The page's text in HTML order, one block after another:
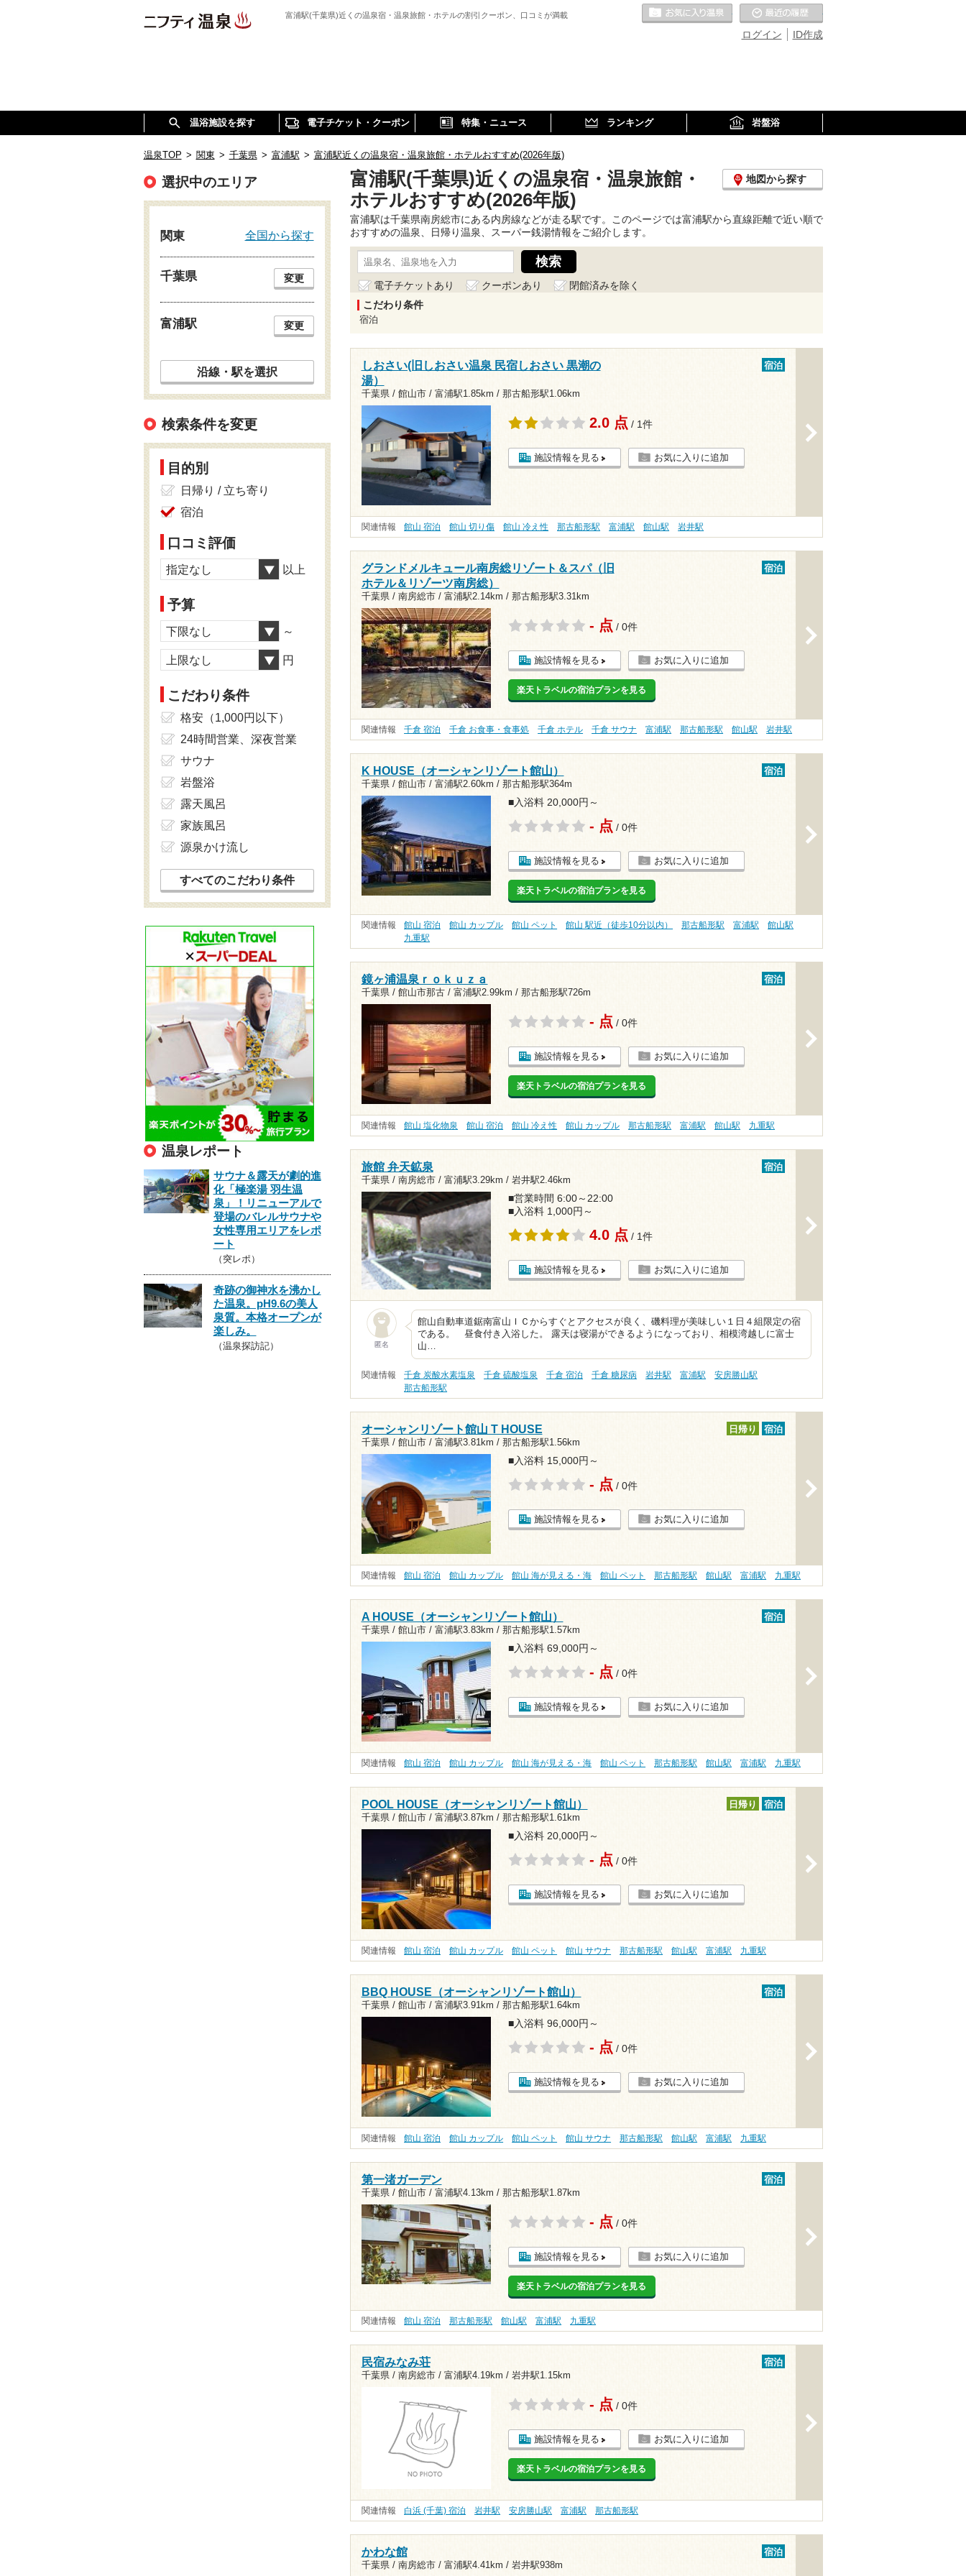
富浦駅(千葉県)近くの温泉宿・温泉旅館・ホテルの割引クーポン、口コミが満載
ID作成
ログイン
お気に入りの温泉
温浴施設を探す 電子チケット・クーポン 特集・ニュース ランキング 岩盤浴
温泉TOP > 関東 > 千葉県 > 富浦駅 > 富浦駅近くの温泉宿・温泉旅館・ホテルおすすめ(2026年版)
富浦駅(千葉県)近くの温泉宿・温泉旅館・
ホテルおすすめ(2026年版)
地図から探す
富浦駅は千葉県南房総市にある内房線などが走る駅です。このページでは富浦駅から直線距離で近い順で
おすすめの温泉、日帰り温泉、スーパー銭湯情報をご紹介します。
電子チケットあり クーポンあり
閉館済みを除く
こだわり条件
宿泊
しおさい(旧しおさい温泉 民宿しおさい 黒潮の
湯）
千葉県 / 館山市 / 富浦駅1.85km / 那古船形駅1.06km
宿泊
2.0 点 / 1件
施設情報を見る お気に入りに追加
関連情報 館山 宿泊 館山 切り傷 館山 冷え性 那古船形駅 富浦駅 館山駅 岩井駅
グランドメルキュール南房総リゾート＆スパ（旧
ホテル＆リゾーツ南房総）
千葉県 / 南房総市 / 富浦駅2.14km / 那古船形駅3.31km
宿泊
- 点 / 0件
施設情報を見る お気に入りに追加
楽天トラベルの宿泊プランを見る
関連情報 千倉 宿泊 千倉 お食事・食事処 千倉 ホテル 千倉 サウナ 富浦駅 那古船形駅 館山駅 岩井駅
K HOUSE（オーシャンリゾート館山）
千葉県 / 館山市 / 富浦駅2.60km / 那古船形駅364m
宿泊
■入浴料 20,000円～
- 点 / 0件
施設情報を見る お気に入りに追加
楽天トラベルの宿泊プランを見る
関連情報 館山 宿泊 館山 カップル 館山 ペット 館山 駅近（徒歩10分以内） 那古船形駅 富浦駅
館山駅
九重駅
鏡ヶ浦温泉ｒｏｋｕｚａ
千葉県 / 館山市那古 / 富浦駅2.99km / 那古船形駅726m
宿泊
- 点 / 0件
施設情報を見る お気に入りに追加
楽天トラベルの宿泊プランを見る
関連情報 館山 塩化物泉 館山 宿泊 館山 冷え性 館山 カップル 那古船形駅 富浦駅 館山駅 九重駅
旅館 弁天鉱泉
千葉県 / 南房総市 / 富浦駅3.29km / 岩井駅2.46km
宿泊
■営業時間 6:00～22:00
■入浴料 1,000円～
4.0 点 / 1件
施設情報を見る お気に入りに追加
匿名
館山自動車道鋸南富山ＩＣからすぐとアクセスが良く、磯料理が美味しい１日４組限定の宿
である。 昼食付き入浴した。 露天は寝湯ができるようになっており、相模湾越しに富士
山…
関連情報 千倉 炭酸水素塩泉 千倉 硫酸塩泉 千倉 宿泊 千倉 糖尿病 岩井駅 富浦駅
安房勝山駅
那古船形駅
オーシャンリゾート館山 T HOUSE
千葉県 / 館山市 / 富浦駅3.81km / 那古船形駅1.56km
日帰り 宿泊
■入浴料 15,000円～
- 点 / 0件
施設情報を見る お気に入りに追加
関連情報 館山 宿泊 館山 カップル 館山 海が見える・海 館山 ペット 那古船形駅 館山駅 富浦駅 九重駅
A HOUSE（オーシャンリゾート館山）
千葉県 / 館山市 / 富浦駅3.83km / 那古船形駅1.57km
宿泊
■入浴料 69,000円～
- 点 / 0件
施設情報を見る お気に入りに追加
関連情報 館山 宿泊 館山 カップル 館山 海が見える・海 館山 ペット 那古船形駅 館山駅 富浦駅 九重駅
POOL HOUSE（オーシャンリゾート館山）
千葉県 / 館山市 / 富浦駅3.87km / 那古船形駅1.61km
日帰り 宿泊
■入浴料 20,000円～
- 点 / 0件
施設情報を見る お気に入りに追加
関連情報 館山 宿泊 館山 カップル 館山 ペット 館山 サウナ 那古船形駅 館山駅 富浦駅 九重駅
BBQ HOUSE（オーシャンリゾート館山）
千葉県 / 館山市 / 富浦駅3.91km / 那古船形駅1.64km
宿泊
■入浴料 96,000円～
- 点 / 0件
施設情報を見る お気に入りに追加
関連情報 館山 宿泊 館山 カップル 館山 ペット 館山 サウナ 那古船形駅 館山駅 富浦駅 九重駅
第一渚ガーデン
千葉県 / 館山市 / 富浦駅4.13km / 那古船形駅1.87km
宿泊
- 点 / 0件
施設情報を見る お気に入りに追加
楽天トラベルの宿泊プランを見る
関連情報 館山 宿泊 那古船形駅 館山駅 富浦駅 九重駅
民宿みなみ荘
千葉県 / 南房総市 / 富浦駅4.19km / 岩井駅1.15km
宿泊
- 点 / 0件
施設情報を見る お気に入りに追加
楽天トラベルの宿泊プランを見る
関連情報 白浜 (千葉) 宿泊 岩井駅 安房勝山駅 富浦駅 那古船形駅
かわな館
千葉県 / 南房総市 / 富浦駅4.41km / 岩井駅938m
宿泊
選択中のエリア
関東 全国から探す
千葉県 変更
富浦駅 変更
沿線・駅を選択
検索条件を変更
目的別
日帰り / 立ち寄り
宿泊
口コミ評価
指定なし 以上
予算
下限なし ～
上限なし 円
こだわり条件
格安（1,000円以下）
24時間営業、深夜営業
サウナ
岩盤浴
露天風呂
家族風呂
源泉かけ流し
すべてのこだわり条件
温泉レポート
サウナ＆露天が劇的進
化「極楽湯 羽生温
泉」！リニューアルで
登場のバレルサウナや
女性専用エリアをレポ
ート
（突レポ）
奇跡の御神水を沸かし
た温泉。pH9.6の美人
泉質。本格オープンが
楽しみ。
（温泉探訪記）